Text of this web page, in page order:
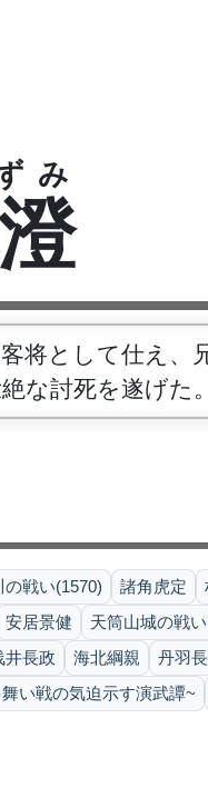
み
将として仕え
な討死を遂げた。
の戦い(1570) 諸角虎定
安居景健 天筒山城の戦
井長政 海北綱親 丹羽
い戦の気迫示す演武譚~